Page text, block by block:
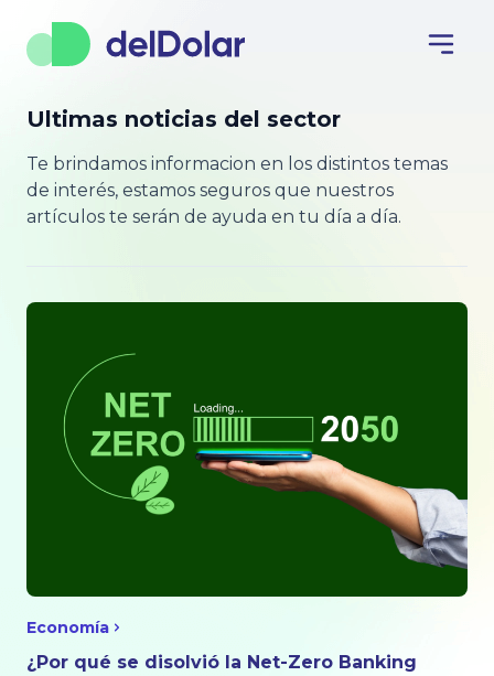
Ultimas noticias del sector
Te brindamos informacion en los distintos temas
de interés, estamos seguros que nuestros
artículos te serán de ayuda en tu día a día.
Economía
¿Por qué se disolvió la Net-Zero Banking